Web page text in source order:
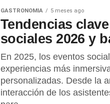
GASTRONOMIA 5 meses ago
Tendencias
sociales 2026 y
En 2025, los eventos
experiencias más
personalizadas. Desde la
interacción de los